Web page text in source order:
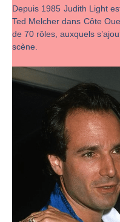
Depuis 1985 Judith Light
Ted Melcher dans Côte
de 70 rôles, auxquels
scène.